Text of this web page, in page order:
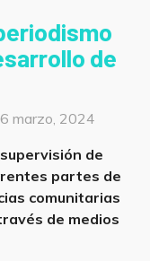
de
marzo, 2024
de
partes de
comunitarias
de medios